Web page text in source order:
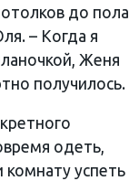
до пола
– Когда я
Женя
получилось.
одеть,
комнату успеть